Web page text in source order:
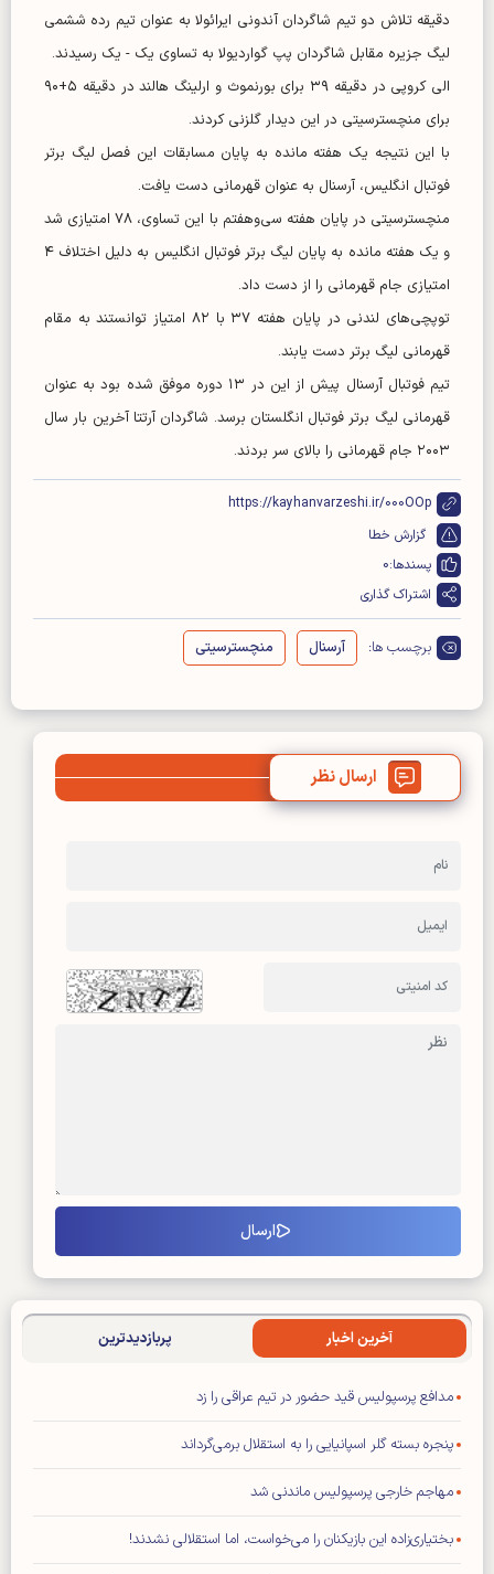
دقیقه تلاش دو تیم شاگردان آندونی ایرائولا به عنوان تیم رده ششمی
لیگ جزیره مقابل شاگردان پپ گواردیولا به تساوی یک - یک رسیدند.
الی کروپی در دقیقه ۳۹ برای بورنموث و ارلینگ هالند در دقیقه ۵+۹۰
برای منچسترسیتی در این دیدار گلزنی کردند.
با این نتیجه یک هفته مانده به پایان مسابقات این فصل لیگ برتر
فوتبال انگلیس، آرسنال به عنوان قهرمانی دست یافت.
منچسترسیتی در پایان هفته سی‌وهفتم با این تساوی، ۷۸ امتیازی شد
و یک هفته مانده به پایان لیگ برتر فوتبال انگلیس به دلیل اختلاف ۴
امتیازی جام قهرمانی را از دست داد.
توپچی‌های لندنی در پایان هفته ۳۷ با ۸۲ امتیاز توانستند به مقام
قهرمانی لیگ برتر دست یابند.
تیم فوتبال آرسنال پیش از این در ۱۳ دوره موفق شده بود به عنوان
قهرمانی لیگ برتر فوتبال انگلستان برسد. شاگردان آرتتا آخرین بار سال
۲۰۰۳ جام قهرمانی را بالای سر بردند.
https://kayhanvarzeshi.ir/000OOp
گزارش خطا
پسندها:0
اشتراک گذاری
برچسب ها: آرسنال منچسترسیتی
ارسال نظر
آخرین اخبار پربازدیدترین
مدافع پرسپولیس قید حضور در تیم عراقی را زد
پنجره بسته گلر اسپانیایی را به استقلال برمی‌گرداند
مهاجم خارجی پرسپولیس ماندنی شد
بختیاری‌زاده این بازیکنان را می‌خواست، اما استقلالی نشدند!